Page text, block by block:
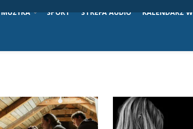
MUZYKA SPORT STREFA AUDIO KALENDARZ